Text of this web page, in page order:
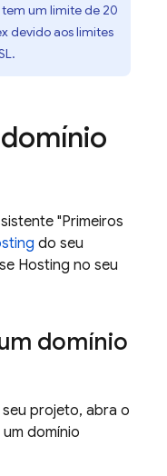
um limite de 20
devido aos limites
"Primeiros
do seu
Hosting no seu
domínio
projeto, abra o
domínio